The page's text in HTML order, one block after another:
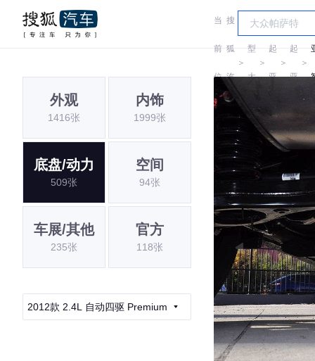
当
前
位
置:
搜
狐
汽
车
＞
车
型
大
＞
起
亚
＞
起
亚
＞
外观
1416张
内饰
1999张
底盘/动力
509张
空间
94张
车展/其他
235张
官方
118张
2012款 2.4L 自动四驱 Premium